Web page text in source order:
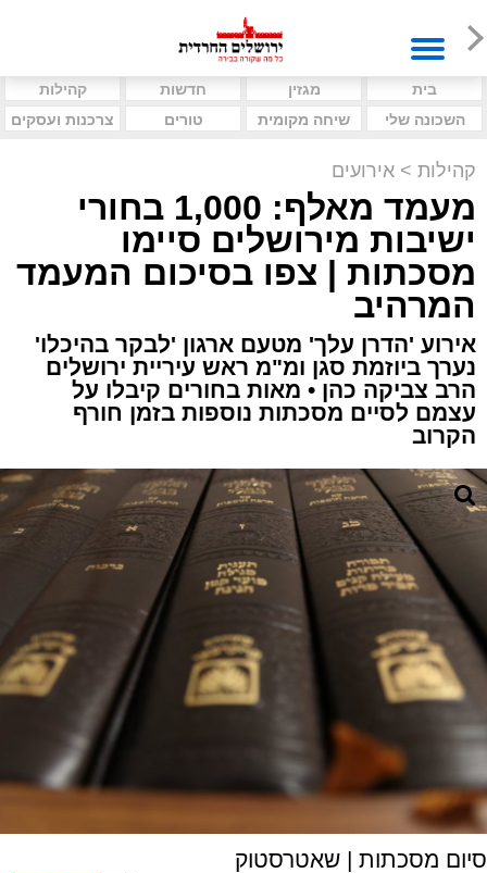
בית מגזין חדשות
קהילות
השכונה שלי
שיחה מקומית טורים צרכנות ועסקים
קהילות > אירועים
מעמד מאלף: 1,000 בחורי
ישיבות מירושלים סיימו
מסכתות | צפו בסיכום המעמד
המרהיב
אירוע 'הדרן עלך' מטעם ארגון 'לבקר בהיכלו'
נערך ביוזמת סגן ומ"מ ראש עיריית ירושלים
הרב צביקה כהן • מאות בחורים קיבלו על
עצמם לסיים מסכתות נוספות בזמן חורף
הקרוב
סיום מסכתות | שאטרסטוק